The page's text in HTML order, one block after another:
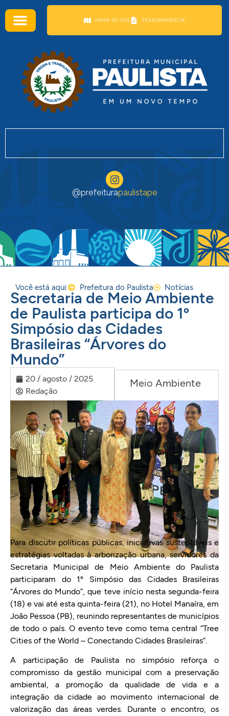
MAPA DO SITE TRANSPARÊNCIA
@prefeiturapaulistape
Você está aqui: Prefeitura do Paulista Notícias
Secretaria de Meio Ambiente
de Paulista participa do 1º
Simpósio das Cidades
Brasileiras “Árvores do
Mundo”
20 / agosto / 2025
Redação
Meio Ambiente
Para discutir políticas públicas, iniciativas sustentáveis e
estratégias voltadas à arborização urbana, servidores da
Secretaria Municipal de Meio Ambiente do Paulista
participaram do 1º Simpósio das Cidades Brasileiras
“Árvores do Mundo”, que teve início nesta segunda-feira
(18) e vai até esta quinta-feira (21), no Hotel Manaíra, em
João Pessoa (PB), reunindo representantes de municípios
de todo o país. O evento teve como tema central “Tree
Cities of the World – Conectando Cidades Brasileiras”.
A participação de Paulista no simpósio reforça o
compromisso da gestão municipal com a preservação
ambiental, a promoção da qualidade de vida e a
integração da cidade ao movimento internacional de
valorização das áreas verdes. Durante o encontro, os